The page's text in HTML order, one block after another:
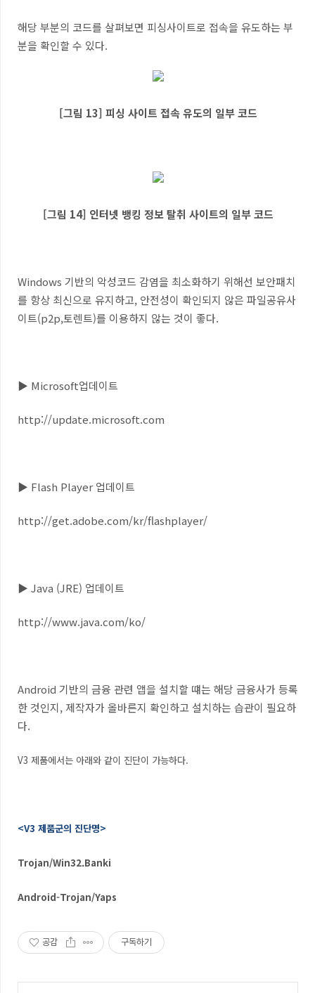
해당 부분의 코드를 살펴보면 피싱사이트로 접속을 유도하는 부
분을 확인할 수 있다.
[그림 13] 피싱 사이트 접속 유도의 일부 코드
[그림 14] 인터넷 뱅킹 정보 탈취 사이트의 일부 코드
Windows 기반의 악성코드 감염을 최소화하기 위해선 보안패치
를 항상 최신으로 유지하고, 안전성이 확인되지 않은 파일공유사
이트(p2p,토렌트)를 이용하지 않는 것이 좋다.
▶ Microsoft업데이트
http://update.microsoft.com
▶ Flash Player 업데이트
http://get.adobe.com/kr/flashplayer/
▶ Java (JRE) 업데이트
http://www.java.com/ko/
Android 기반의 금융 관련 앱을 설치할 떄는 해당 금융사가 등록
한 것인지, 제작자가 올바른지 확인하고 설치하는 습관이 필요하
다.
V3 제품에서는 아래와 같이 진단이 가능하다.
<V3 제품군의 진단명>
Trojan/Win32.Banki
Android-Trojan/Yaps
공감 구독하기